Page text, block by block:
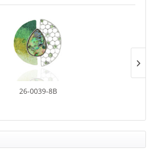
26-0039-8B